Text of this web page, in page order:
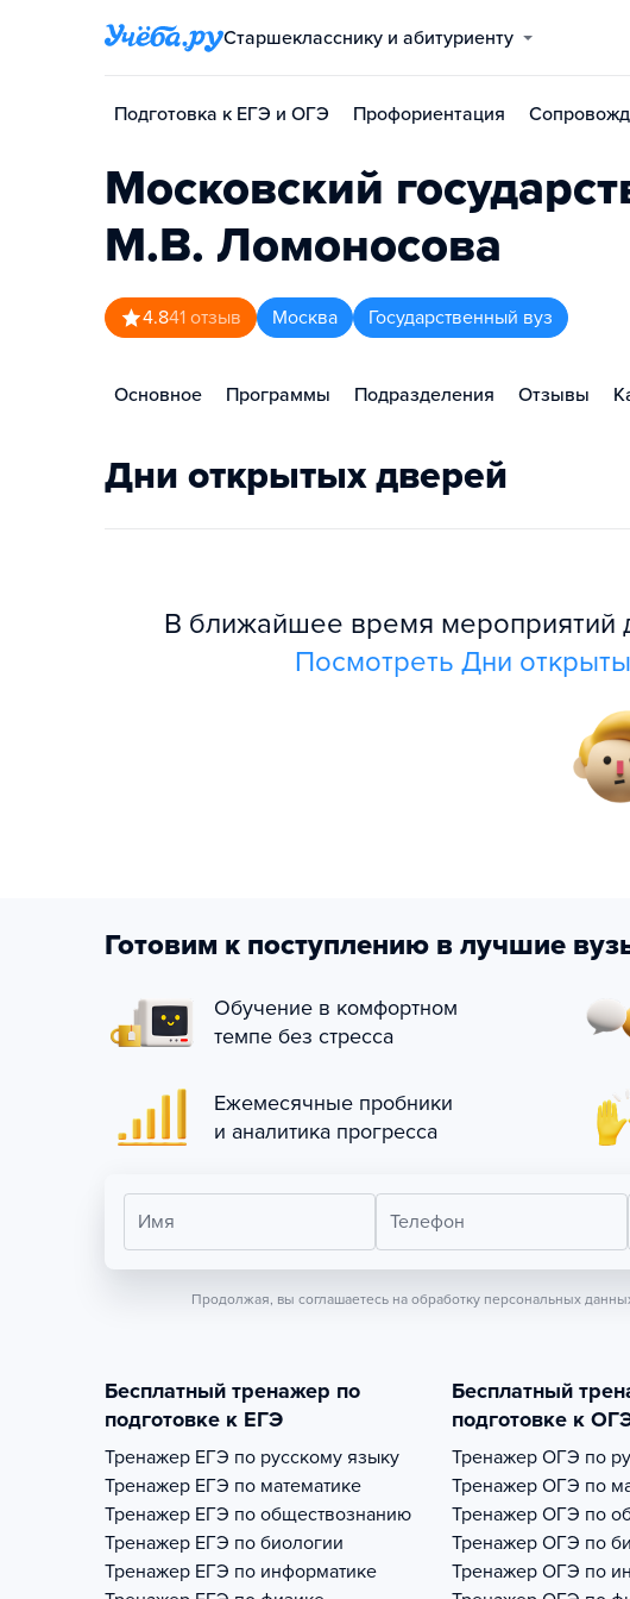
Старшекласснику и абитуриенту
Подготовка к ЕГЭ и ОГЭ Профориентация
Московский
М.В. Ломоносова
4.841 отзыв Москва Государственный вуз
Основное Программы Подразделения Отзывы
Дни открытых дверей
В ближайшее время мероприятий
Посмотреть Дни
Готовим к поступлению в лучшие
Обучение в комфортном
темпе без стресса
Ежемесячные пробники
и аналитика прогресса
Имя Телефон
Продолжая, вы соглашаетесь на обработку персональных
Бесплатный тренажер по
подготовке к ЕГЭ
Тренажер ЕГЭ по русскому языку
Тренажер ЕГЭ по математике
Тренажер ЕГЭ по обществознанию
Тренажер ЕГЭ по биологии
Тренажер ЕГЭ по информатике
Бесплатный
подготовке к
Тренажер ОГЭ по
Тренажер ОГЭ по
Тренажер ОГЭ по
Тренажер ОГЭ по
Тренажер ОГЭ по